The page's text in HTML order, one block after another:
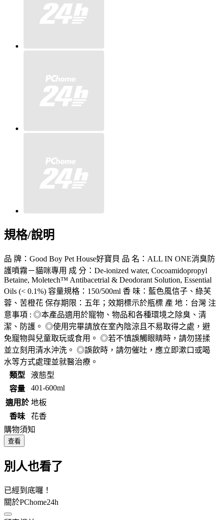
規格/說明
品 牌：Good Boy Pet House好寶貝 品 名：ALL IN ONE消臭防
護噴霧－貓咪專用 成 分：De-ionized water, Cocoamidopropyl
Betaine, Moletech™ Antibacetrial & Deodorant Solution, Essential
Oils (< 0.1%) 容量規格：150/500ml 香 味：藍色風信子、綠芙
蓉、苦橙花 保存期限：五年；效期標示於瓶標 產 地：台灣 注
意事項 : ◎本產品適用於寵物、物品和各種環境之除臭、清
潔、防護。 ◎使用完畢請放在室內陰涼且不易取得之處，避
免寵物與兒童取玩或食用。 ◎若不慎誤觸眼睛時，請勿搓揉
並立刻用清水沖洗。 ◎誤飲時，請勿催吐，應立即漱口或喝
水等方式處理並就醫治療。
類型
液態型
容量
401-600ml
適用於 地板
香味
花香
購物須知
查看
別人也看了
已經到底囉！
關於PChome24h